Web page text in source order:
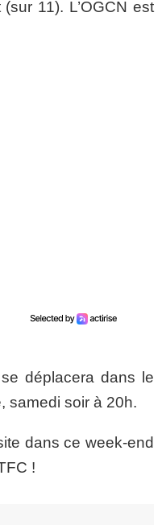
11). L’OGCN est
déplacera dans le
samedi soir à 20h.
dans ce week-end
!